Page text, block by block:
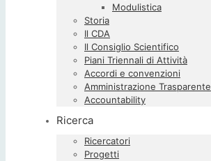
Modulistica
Storia
Il CDA
Il Consiglio Scientifico
Piani Triennali di Attività
Accordi e convenzioni
Amministrazione Trasparente
Accountability
Ricerca
Ricercatori
Progetti